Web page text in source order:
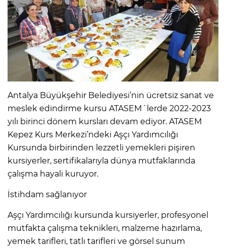
Antalya Büyükşehir Belediyesi’nin ücretsiz sanat ve
meslek edindirme kursu ATASEM´lerde 2022-2023
yılı birinci dönem kursları devam ediyor. ATASEM
Kepez Kurs Merkezi’ndeki Aşçı Yardımcılığı
Kursunda birbirinden lezzetli yemekleri pişiren
kursiyerler, sertifikalarıyla dünya mutfaklarında
çalışma hayali kuruyor.
İstihdam sağlanıyor
Aşçı Yardımcılığı kursunda kursiyerler, profesyonel
mutfakta çalışma teknikleri, malzeme hazırlama,
yemek tarifleri, tatlı tarifleri ve görsel sunum